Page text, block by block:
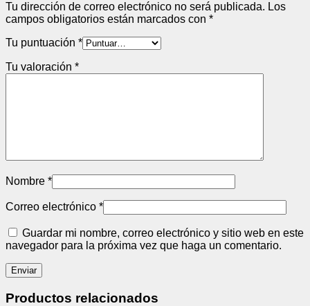
Tu dirección de correo electrónico no será publicada. Los
campos obligatorios están marcados con *
Tu puntuación *
Tu valoración *
Nombre *
Correo electrónico *
Guardar mi nombre, correo electrónico y sitio web en este
navegador para la próxima vez que haga un comentario.
Productos relacionados